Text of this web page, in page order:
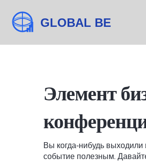
Элемент
Вы когда‑нибудь
событие полезным.